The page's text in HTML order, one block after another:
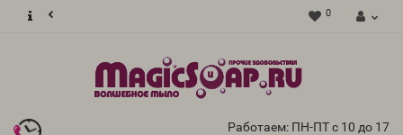
0
Работаем: ПН-ПТ с 10 до 17